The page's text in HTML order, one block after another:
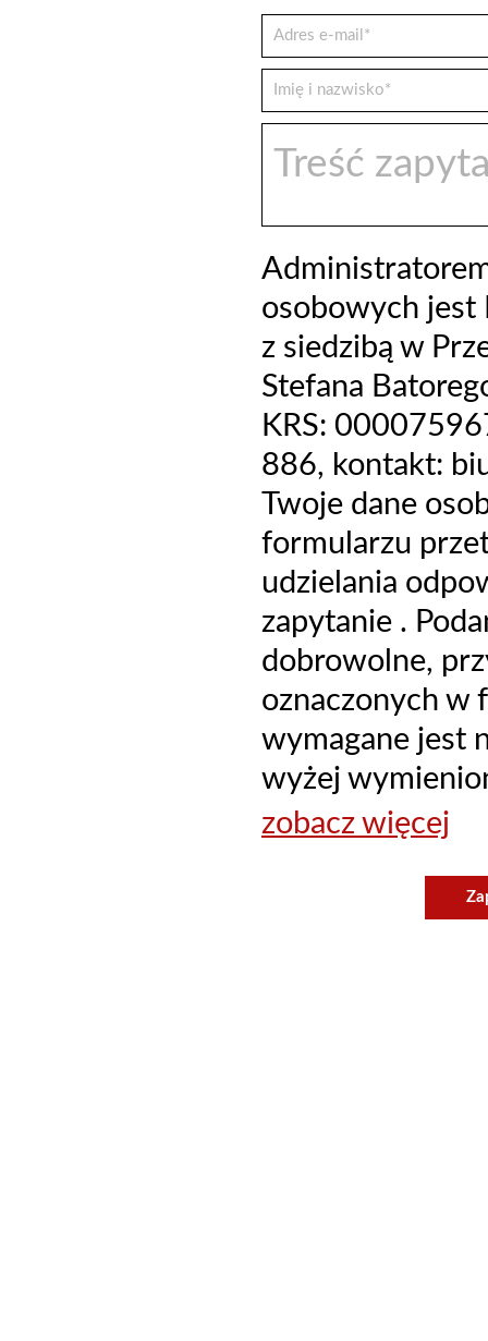
osobowych jest
z siedzibą w
Stefana
KRS:
886, kontakt:
Twoje dane
formularzu
udzielania
zapytanie .
dobrowolne,
oznaczonych w
wymagane jest
wyżej
zobacz więcej